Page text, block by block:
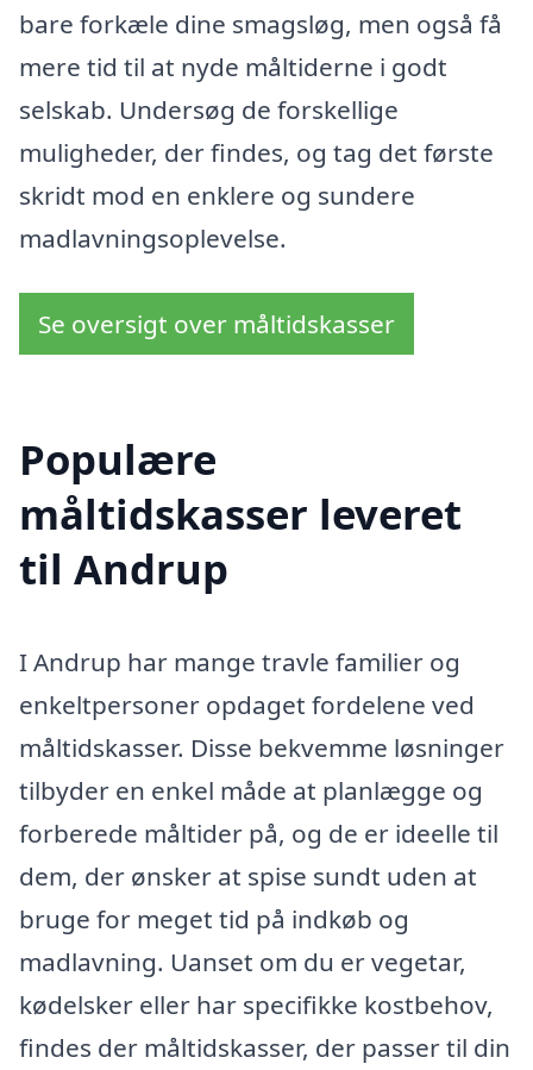
bare forkæle dine smagsløg, men også få
mere tid til at nyde måltiderne i godt
selskab. Undersøg de forskellige
muligheder, der findes, og tag det første
skridt mod en enklere og sundere
madlavningsoplevelse.
Se oversigt over måltidskasser
Populære
måltidskasser leveret
til Andrup
I Andrup har mange travle familier og
enkeltpersoner opdaget fordelene ved
måltidskasser. Disse bekvemme løsninger
tilbyder en enkel måde at planlægge og
forberede måltider på, og de er ideelle til
dem, der ønsker at spise sundt uden at
bruge for meget tid på indkøb og
madlavning. Uanset om du er vegetar,
kødelsker eller har specifikke kostbehov,
findes der måltidskasser, der passer til din